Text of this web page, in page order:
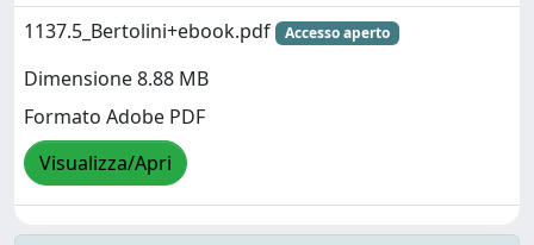
1137.5_Bertolini+ebook.pdf
Accesso aperto
Dimensione 8.88 MB
Formato Adobe PDF
Visualizza/Apri